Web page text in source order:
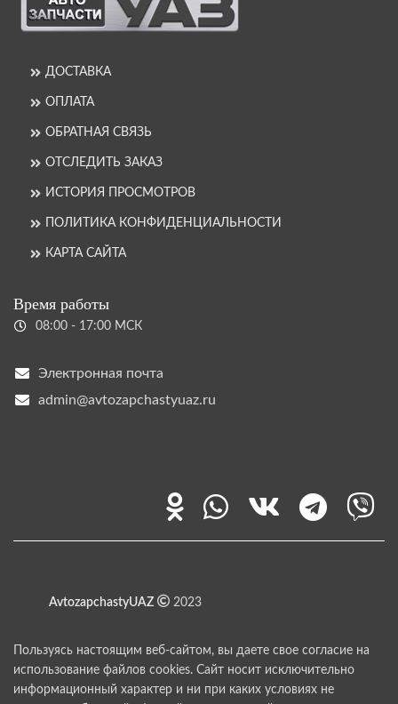
ДОСТАВКА
ОПЛАТА
ОБРАТНАЯ СВЯЗЬ
ОТСЛЕДИТЬ ЗАКАЗ
ИСТОРИЯ ПРОСМОТРОВ
ПОЛИТИКА КОНФИДЕНЦИАЛЬНОСТИ
КАРТА САЙТА
Время работы
08:00 - 17:00 МСК
Электронная почта
admin@avtozapchastyuaz.ru
AvtozapchastyUAZ 2023
Пользуясь настоящим веб-сайтом, вы даете свое согласие на
использование файлов cookies. Сайт носит исключительно
информационный характер и ни при каких условиях не